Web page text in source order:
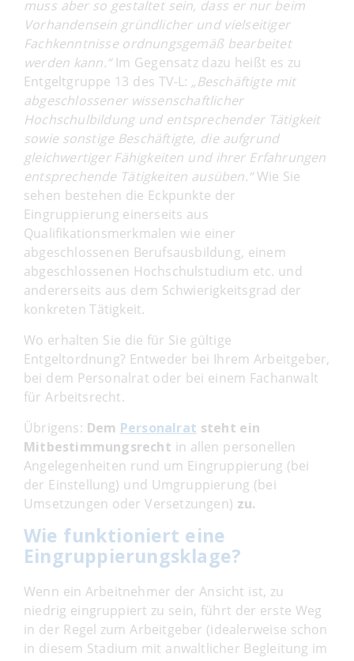
muss aber so gestaltet sein, dass er nur beim
Vorhandensein gründlicher und vielseitiger
Fachkenntnisse ordnungsgemäß bearbeitet
werden kann.“Im Gegensatz dazu heißt es zu
Entgeltgruppe 13 des TV-L: „Beschäftigte mit
abgeschlossener wissenschaftlicher
Hochschulbildung und entsprechender Tätigkeit
sowie sonstige Beschäftigte, die aufgrund
gleichwertiger Fähigkeiten und ihrer Erfahrungen
entsprechende Tätigkeiten ausüben.“Wie Sie
sehen bestehen die Eckpunkte der
Eingruppierung einerseits aus
Qualifikationsmerkmalen wie einer
abgeschlossenen Berufsausbildung, einem
abgeschlossenen Hochschulstudium etc. und
andererseits aus dem Schwierigkeitsgrad der
konkreten Tätigkeit.
Wo erhalten Sie die für Sie gültige
Entgeltordnung? Entweder bei Ihrem Arbeitgeber,
bei dem Personalrat oder bei einem Fachanwalt
für Arbeitsrecht.
Übrigens: Dem Personalrat steht ein
Mitbestimmungsrecht in allen personellen
Angelegenheiten rund um Eingruppierung (bei
der Einstellung) und Umgruppierung (bei
Umsetzungen oder Versetzungen) zu.
Wie funktioniert eine
Eingruppierungsklage?
Wenn ein Arbeitnehmer der Ansicht ist, zu
niedrig eingruppiert zu sein, führt der erste Weg
in der Regel zum Arbeitgeber (idealerweise schon
in diesem Stadium mit anwaltlicher Begleitung im